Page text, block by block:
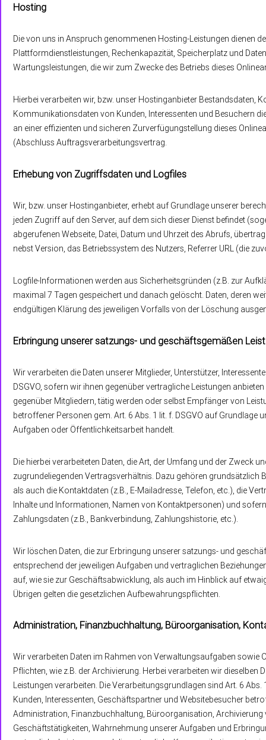
Hosting
Die von uns in Anspruch genommenen Hosting-Leistungen dienen
Plattformdienstleistungen, Rechenkapazität, Speicherplatz und
Wartungsleistungen, die wir zum Zwecke des Betriebs dieses
Hierbei verarbeiten wir, bzw. unser Hostinganbieter Bestandsdaten,
Kommunikationsdaten von Kunden, Interessenten und Besuchern
an einer effizienten und sicheren Zurverfügungstellung dieses
(Abschluss Auftragsverarbeitungsvertrag.
Erhebung von Zugriffsdaten und Logfiles
Wir, bzw. unser Hostinganbieter, erhebt auf Grundlage unserer
jeden Zugriff auf den Server, auf dem sich dieser Dienst befindet
abgerufenen Webseite, Datei, Datum und Uhrzeit des Abrufs,
nebst Version, das Betriebssystem des Nutzers, Referrer URL (die
Logfile-Informationen werden aus Sicherheitsgründen (z.B. zur
maximal 7 Tagen gespeichert und danach gelöscht. Daten, deren
endgültigen Klärung des jeweiligen Vorfalls von der Löschung
Erbringung unserer satzungs- und geschäftsgemäßen
Wir verarbeiten die Daten unserer Mitglieder, Unterstützer,
DSGVO, sofern wir ihnen gegenüber vertragliche Leistungen
gegenüber Mitgliedern, tätig werden oder selbst Empfänger von
betroffener Personen gem. Art. 6 Abs. 1 lit. f. DSGVO auf
Aufgaben oder Öffentlichkeitsarbeit handelt.
Die hierbei verarbeiteten Daten, die Art, der Umfang und der Zweck
zugrundeliegenden Vertragsverhältnis. Dazu gehören grundsätzlich
als auch die Kontaktdaten (z.B., E-Mailadresse, Telefon, etc.), die
Inhalte und Informationen, Namen von Kontaktpersonen) und
Zahlungsdaten (z.B., Bankverbindung, Zahlungshistorie, etc.).
Wir löschen Daten, die zur Erbringung unserer satzungs- und
entsprechend der jeweiligen Aufgaben und vertraglichen
auf, wie sie zur Geschäftsabwicklung, als auch im Hinblick auf
Übrigen gelten die gesetzlichen Aufbewahrungspflichten.
Administration, Finanzbuchhaltung, Büroorganisation,
Wir verarbeiten Daten im Rahmen von Verwaltungsaufgaben sowie
Pflichten, wie z.B. der Archivierung. Herbei verarbeiten wir
Leistungen verarbeiten. Die Verarbeitungsgrundlagen sind Art. 6
Kunden, Interessenten, Geschäftspartner und Websitebesucher
Administration, Finanzbuchhaltung, Büroorganisation,
Geschäftstätigkeiten, Wahrnehmung unserer Aufgaben und